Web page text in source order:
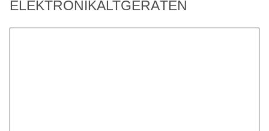
ELEKTRONIKALTGERÄTEN